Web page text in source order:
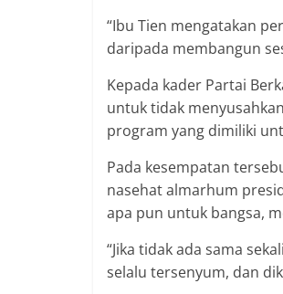
“Ibu Tien mengatakan
daripada membangun
Kepada kader Partai
untuk tidak
program yang dimiliki
Pada kesempatan
nasehat almarhum
apa pun untuk bangsa,
“Jika tidak ada sama
selalu tersenyum, dan